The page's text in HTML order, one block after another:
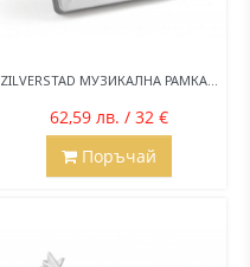
ZILVERSTAD МУЗИКАЛНА РАМКА...
62,59 лв. / 32 €
Поръчай